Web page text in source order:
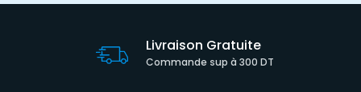
Livraison Gratuite
Commande sup à 300 DT